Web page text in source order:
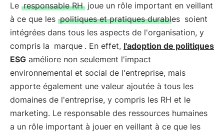
Le responsable RH joue un rôle important en veillant
à ce que les politiques et pratiques durables soient
intégrées dans tous les aspects de l'organisation, y
compris la marque . En effet, l'adoption de politiques
ESG améliore non seulement l'impact
environnemental et social de l'entreprise, mais
apporte également une valeur ajoutée à tous les
domaines de l'entreprise, y compris les RH et le
marketing. Le responsable des ressources humaines
a un rôle important à jouer en veillant à ce que les